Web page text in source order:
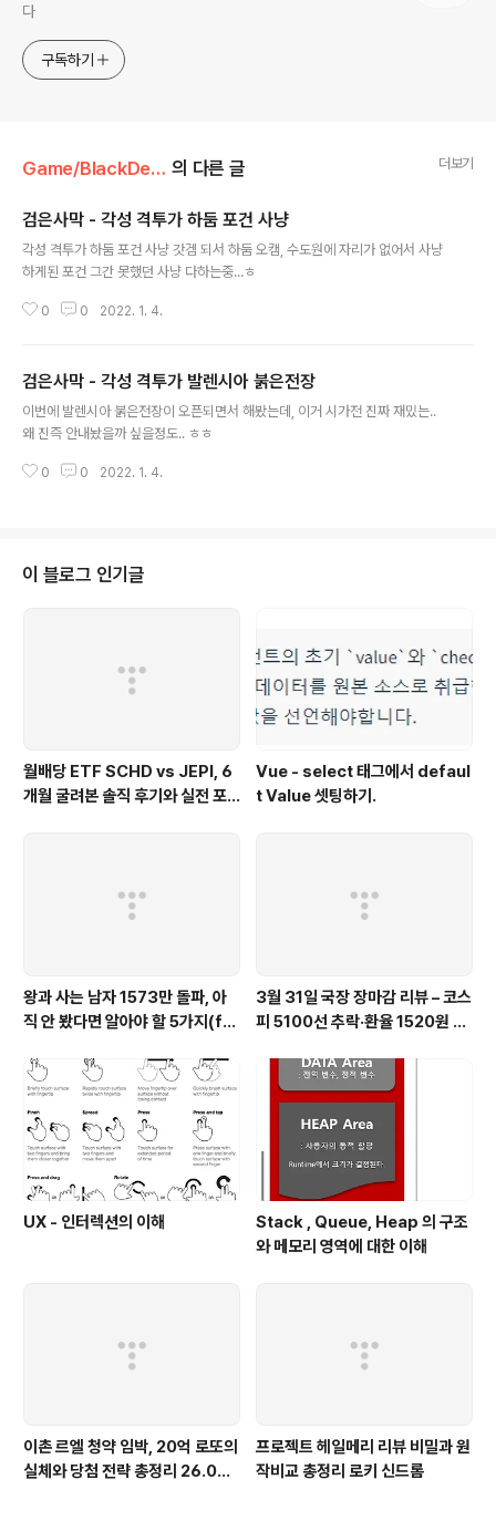
다
구독하기
Game/BlackDesert 의 다른 글 더보기
검은사막 - 각성 격투가 하둠 포건 사냥
각성 격투가 하둠 포건 사냥 갓겜 되서 하둠 오캠, 수도원에 자리가 없어서 사냥
하게된 포건 그간 못했던 사냥 다하는중...ㅎ
0 0 2022. 1. 4.
검은사막 - 각성 격투가 발렌시아 붉은전장
이번에 발렌시아 붉은전장이 오픈되면서 해봤는데, 이거 시가전 진짜 재밌는..
왜 진즉 안내놨을까 싶을정도.. ㅎㅎ
0 0 2022. 1. 4.
이 블로그 인기글
월배당 ETF SCHD vs JEPI, 6
개월 굴려본 솔직 후기와 실전 포
Vue - select 태그에서 defaul
t Value 셋팅하기.
왕과 사는 남자 1573만 돌파, 아
직 안 봤다면 알아야 할 5가지(fe
3월 31일 국장 장마감 리뷰 – 코스
피 5100선 추락·환율 1520원 fe
UX - 인터렉션의 이해
Stack , Queue, Heap 의 구조
와 메모리 영역에 대한 이해
이촌 르엘 청약 임박, 20억 로또의
실체와 당첨 전략 총정리 26.04
프로젝트 헤일메리 리뷰 비밀과 원
작비교 총정리 로키 신드롬